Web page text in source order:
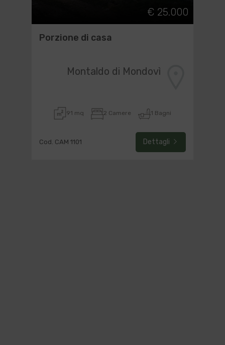
€ 25.000
Porzione di casa
Montaldo di Mondovì
91 mq 2 Camere 1 Bagni
Cod. CAM 1101 Dettagli